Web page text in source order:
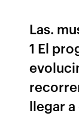
Las.
1 El
llegar